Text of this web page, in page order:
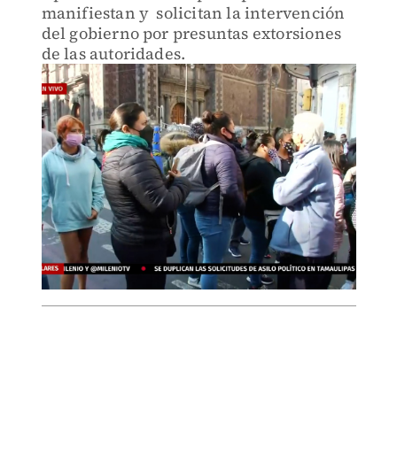
manifiestan y solicitan la intervención
del gobierno por presuntas extorsiones
de las autoridades.